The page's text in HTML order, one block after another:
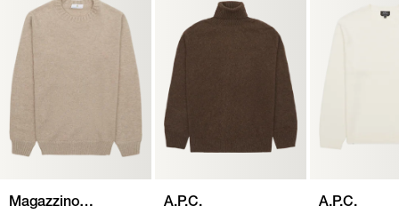
Magazzino A.P.C. A.P.C.